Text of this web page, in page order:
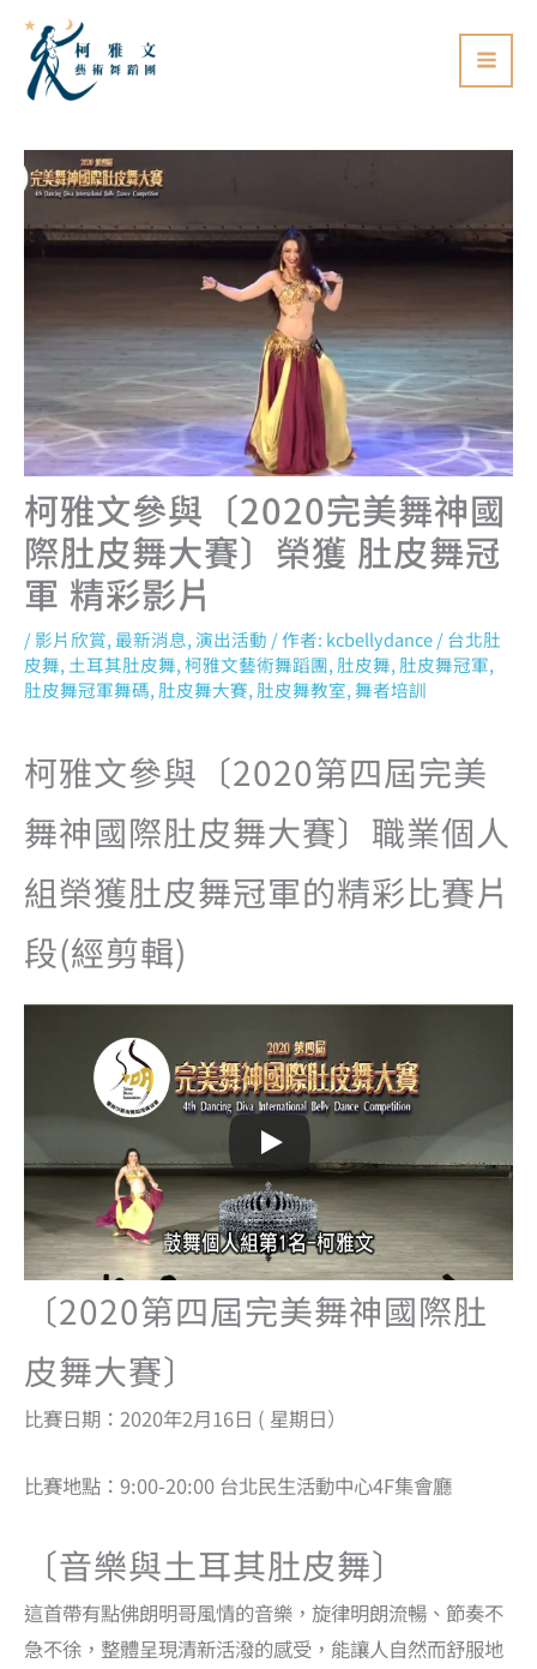
柯雅文參與〔2020完美舞神國
際肚皮舞大賽〕榮獲 肚皮舞冠
軍 精彩影片
/影片欣賞, 最新消息,演出活動 / 作者: kcbellydance/台北肚
皮舞, 土耳其肚皮舞,柯雅文藝術舞蹈團, 肚皮舞, 肚皮舞冠軍,
肚皮舞冠軍舞碼, 肚皮舞大賽, 肚皮舞教室,舞者培訓
柯雅文參與〔2020第四屆完美
舞神國際肚皮舞大賽〕職業個人
組榮獲肚皮舞冠軍的精彩比賽片
段(經剪輯)
〔2020第四屆完美舞神國際肚
皮舞大賽〕
比賽日期：2020年2月16日 ( 星期日）
比賽地點：9:00-20:00 台北民生活動中心4F集會廳
〔音樂與土耳其肚皮舞〕
這首帶有點佛朗明哥風情的音樂，旋律明朗流暢、節奏不
急不徐，整體呈現清新活潑的感受，能讓人自然而舒服地